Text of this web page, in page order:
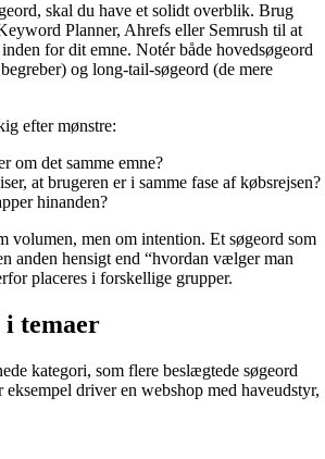
skal du have et solidt overblik. Brug
Planner, Ahrefs eller Semrush til at
for dit emne. Notér både hovedsøgeord
og long-tail-søgeord (de mere
efter mønstre:
om det samme emne?
at brugeren er i samme fase af købsrejsen?
hinanden?
volumen, men om intention. Et søgeord som
anden hensigt end “hvordan vælger man
placeres i forskellige grupper.
i temaer
kategori, som flere beslægtede søgeord
driver en webshop med haveudstyr,